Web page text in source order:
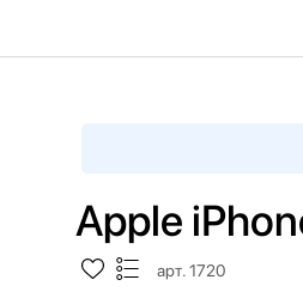
Apple
арт. 1720